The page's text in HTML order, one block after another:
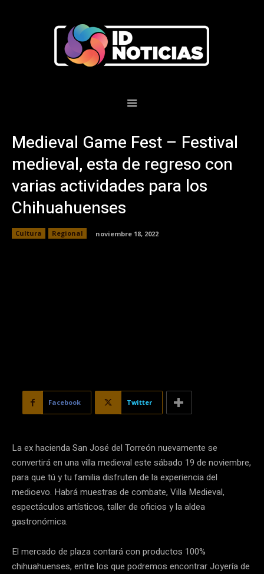
Medieval Game Fest – Festival
medieval, esta de regreso con
varias actividades para los
Chihuahuenses
Cultura Regional noviembre 18, 2022
Facebook Twitter
La ex hacienda San José del Torreón nuevamente se
convertirá en una villa medieval este sábado 19 de noviembre,
para que tú y tu familia disfruten de la experiencia del
medioevo. Habrá muestras de combate, Villa Medieval,
espectáculos artísticos, taller de oficios y la aldea
gastronómica.
El mercado de plaza contará con productos 100%
chihuahuenses, entre los que podremos encontrar Joyería de